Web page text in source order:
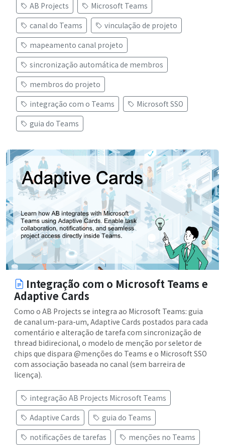
AB Projects
Microsoft Teams
canal do Teams
vinculação de projeto
mapeamento canal projeto
sincronização automática de membros
membros do projeto
integração com o Teams
Microsoft SSO
guia do Teams
Integração com o Microsoft Teams e
Adaptive Cards
Como o AB Projects se integra ao Microsoft Teams: guia
de canal um-para-um, Adaptive Cards postados para cada
comentário e alteração de tarefa com sincronização de
thread bidirecional, o modelo de menção por seletor de
chips que dispara @menções do Teams e o Microsoft SSO
com associação baseada no canal (sem barreira de
licença).
integração AB Projects Microsoft Teams
Adaptive Cards
guia do Teams
notificações de tarefas
menções no Teams